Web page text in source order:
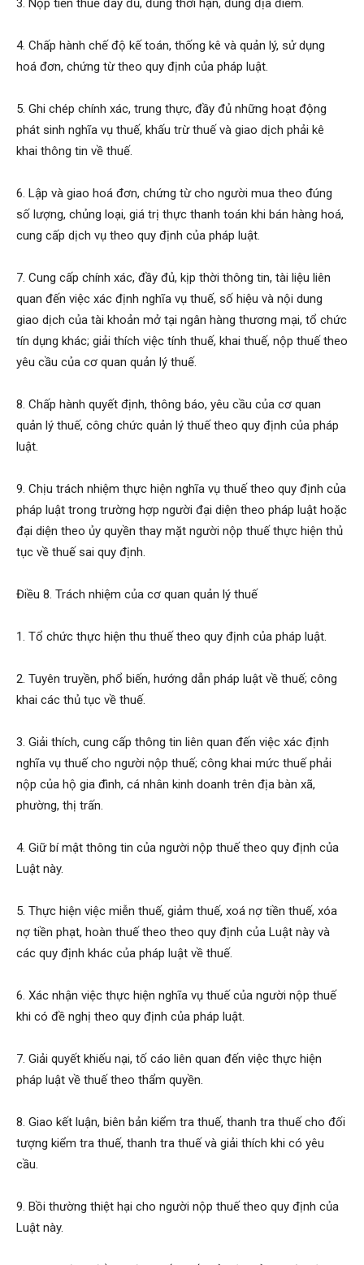
4. Chấp hành chế độ kế toán, thống kê và quản lý, sử dụng
hoá đơn, chứng từ theo quy định của pháp luật.
5. Ghi chép chính xác, trung thực, đầy đủ những hoạt động
phát sinh nghĩa vụ thuế, khấu trừ thuế và giao dịch phải kê
khai thông tin về thuế.
6. Lập và giao hoá đơn, chứng từ cho người mua theo đúng
số lượng, chủng loại, giá trị thực thanh toán khi bán hàng hoá,
cung cấp dịch vụ theo quy định của pháp luật.
7. Cung cấp chính xác, đầy đủ, kịp thời thông tin, tài liệu liên
quan đến việc xác định nghĩa vụ thuế, số hiệu và nội dung
giao dịch của tài khoản mở tại ngân hàng thương mại, tổ chức
tín dụng khác; giải thích việc tính thuế, khai thuế, nộp thuế theo
yêu cầu của cơ quan quản lý thuế.
8. Chấp hành quyết định, thông báo, yêu cầu của cơ quan
quản lý thuế, công chức quản lý thuế theo quy định của pháp
luật.
9. Chịu trách nhiệm thực hiện nghĩa vụ thuế theo quy định của
pháp luật trong trường hợp người đại diện theo pháp luật hoặc
đại diện theo ủy quyền thay mặt người nộp thuế thực hiện thủ
tục về thuế sai quy định.
Điều 8. Trách nhiệm của cơ quan quản lý thuế
1. Tổ chức thực hiện thu thuế theo quy định của pháp luật.
2. Tuyên truyền, phổ biến, hướng dẫn pháp luật về thuế; công
khai các thủ tục về thuế.
3. Giải thích, cung cấp thông tin liên quan đến việc xác định
nghĩa vụ thuế cho người nộp thuế; công khai mức thuế phải
nộp của hộ gia đình, cá nhân kinh doanh trên địa bàn xã,
phường, thị trấn.
4. Giữ bí mật thông tin của người nộp thuế theo quy định của
Luật này.
5. Thực hiện việc miễn thuế, giảm thuế, xoá nợ tiền thuế, xóa
nợ tiền phạt, hoàn thuế theo theo quy định của Luật này và
các quy định khác của pháp luật về thuế.
6. Xác nhận việc thực hiện nghĩa vụ thuế của người nộp thuế
khi có đề nghị theo quy định của pháp luật.
7. Giải quyết khiếu nại, tố cáo liên quan đến việc thực hiện
pháp luật về thuế theo thẩm quyền.
8. Giao kết luận, biên bản kiểm tra thuế, thanh tra thuế cho đối
tượng kiểm tra thuế, thanh tra thuế và giải thích khi có yêu
cầu.
9. Bồi thường thiệt hại cho người nộp thuế theo quy định của
Luật này.